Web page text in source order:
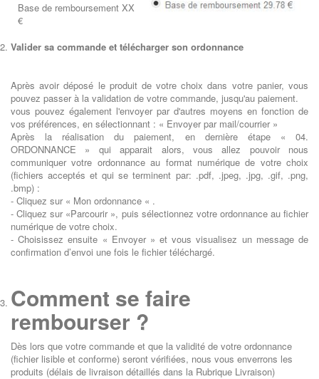
Base de remboursement XX
€
Valider sa commande et télécharger son ordonnance
Après avoir déposé le produit de votre choix dans votre panier, vous
pouvez passer à la validation de votre commande, jusqu'au paiement.
vous pouvez également l'envoyer par d'autres moyens en fonction de
vos préférences, en sélectionnant : « Envoyer par mail/courrier »
Après la réalisation du paiement, en dernière étape « 04.
ORDONNANCE » qui apparait alors, vous allez pouvoir nous
communiquer votre ordonnance au format numérique de votre choix
(fichiers acceptés et qui se terminent par: .pdf, .jpeg, .jpg, .gif, .png,
.bmp) :
- Cliquez sur « Mon ordonnance « .
- Cliquez sur «Parcourir », puis sélectionnez votre ordonnance au fichier
numérique de votre choix.
- Choisissez ensuite « Envoyer » et vous visualisez un message de
confirmation d’envoi une fois le fichier téléchargé.
Comment se faire
rembourser ?
Dès lors que votre commande et que la validité de votre ordonnance
(fichier lisible et conforme) seront vérifiées, nous vous enverrons les
produits (délais de livraison détaillés dans la Rubrique Livraison)